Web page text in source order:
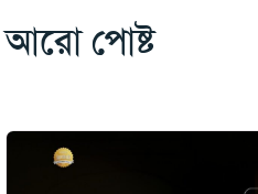
আরো পোষ্ট